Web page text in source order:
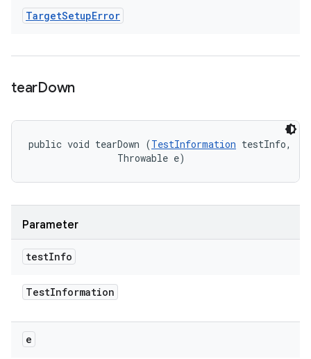
TargetSetupError
tearDown
public void tearDown (TestInformation testInfo,
                Throwable e)
Parameter
testInfo
TestInformation
e